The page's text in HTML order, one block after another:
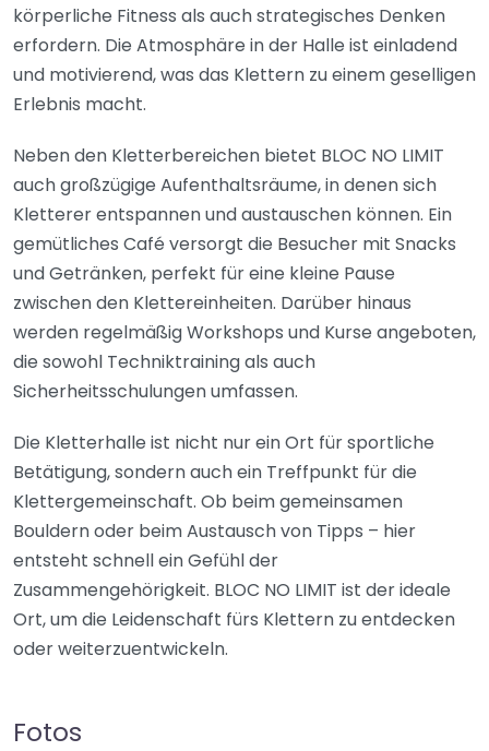
körperliche Fitness als auch strategisches Denken
erfordern. Die Atmosphäre in der Halle ist einladend
und motivierend, was das Klettern zu einem geselligen
Erlebnis macht.
Neben den Kletterbereichen bietet BLOC NO LIMIT
auch großzügige Aufenthaltsräume, in denen sich
Kletterer entspannen und austauschen können. Ein
gemütliches Café versorgt die Besucher mit Snacks
und Getränken, perfekt für eine kleine Pause
zwischen den Klettereinheiten. Darüber hinaus
werden regelmäßig Workshops und Kurse angeboten,
die sowohl Techniktraining als auch
Sicherheitsschulungen umfassen.
Die Kletterhalle ist nicht nur ein Ort für sportliche
Betätigung, sondern auch ein Treffpunkt für die
Klettergemeinschaft. Ob beim gemeinsamen
Bouldern oder beim Austausch von Tipps – hier
entsteht schnell ein Gefühl der
Zusammengehörigkeit. BLOC NO LIMIT ist der ideale
Ort, um die Leidenschaft fürs Klettern zu entdecken
oder weiterzuentwickeln.
Fotos